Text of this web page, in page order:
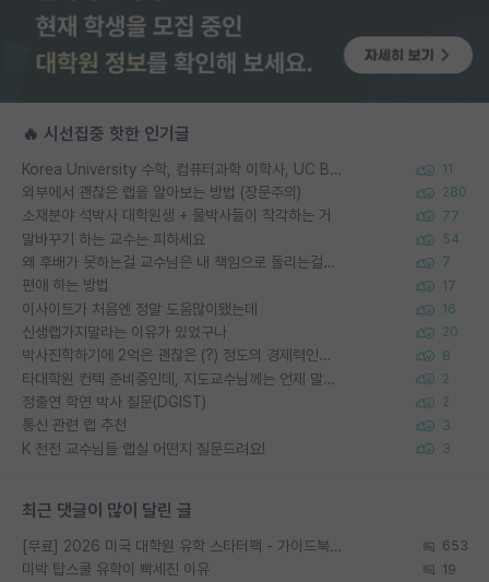
🔥 시선집중 핫한 인기글
Korea University 수학, 컴퓨터과학 이학사, UC Berkeley 산업공학 대학원 공학박사가 되는 것은 쉽지 않겠죠? 11
외부에서 괜찮은 랩을 알아보는 방법 (장문주의) 280
소재분야 석박사 대학원생 + 물박사들이 착각하는 거 77
말바꾸기 하는 교수는 피하세요 54
왜 후배가 못하는걸 교수님은 내 책임으로 돌리는걸까요? 7
편애 하는 방법 17
이사이트가 처음엔 정말 도움많이됐는데 16
신생랩가지말라는 이유가 있었구나 20
박사진학하기에 2억은 괜찮은 (?) 정도의 경제력인가요 8
타대학원 컨텍 준비중인데, 지도교수님께는 언제 말씀드려야 할까요? 2
정출연 학연 박사 질문(DGIST) 2
통신 관련 랩 추천 3
K 전전 교수님들 랩실 어떤지 질문드려요! 3
최근 댓글이 많이 달린 글
[무료] 2026 미국 대학원 유학 스타터팩 - 가이드북 & 합격자 컨택메일 템플릿 653
미박 탑스쿨 유학이 빡세진 이유 19